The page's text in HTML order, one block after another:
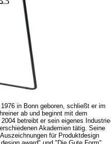
in Bonn geboren, schließt er im
ab und beginnt mit dem
betreibt er sein eigenes
Akademien tätig. Seine
für Produktdesign